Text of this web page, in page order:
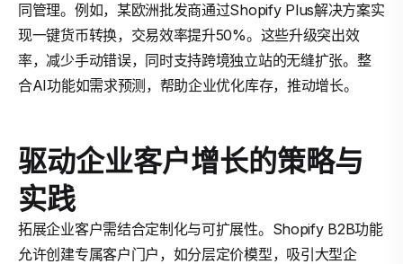
同管理。例如，某欧洲批发商通过Shopify Plus解决方案实
现一键货币转换，交易效率提升50%。这些升级突出效
率，减少手动错误，同时支持跨境独立站的无缝扩张。整
合AI功能如需求预测，帮助企业优化库存，推动增长。
驱动企业客户增长的策略与
实践
拓展企业客户需结合定制化与可扩展性。Shopify B2B功能
允许创建专属客户门户，如分层定价模型，吸引大型企